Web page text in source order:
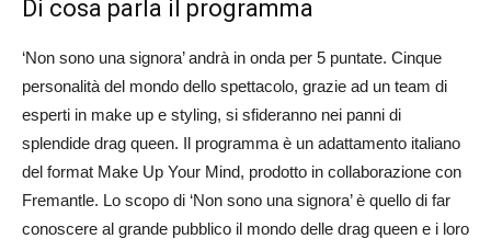
Di cosa parla il programma
‘Non sono una signora’ andrà in onda per 5 puntate. Cinque
personalità del mondo dello spettacolo, grazie ad un team di
esperti in make up e styling, si sfideranno nei panni di
splendide drag queen. Il programma è un adattamento italiano
del format Make Up Your Mind, prodotto in collaborazione con
Fremantle. Lo scopo di ‘Non sono una signora’ è quello di far
conoscere al grande pubblico il mondo delle drag queen e i loro